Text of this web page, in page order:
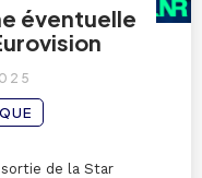
éventuelle
de la Star